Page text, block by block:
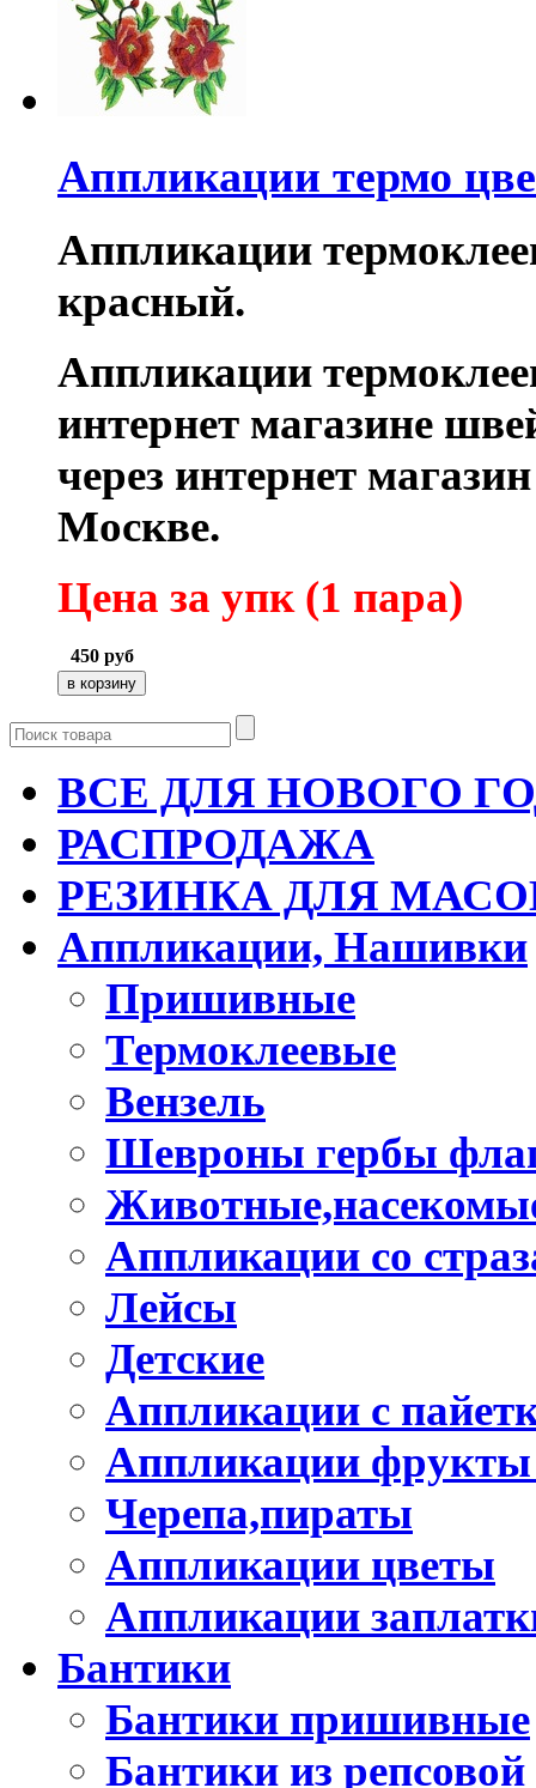
Аппликации термо
Аппликации
красный.
Аппликации
интернет магазине
через интернет
Москве.
Цена за упк (1 пара)
450 руб
ВСЕ ДЛЯ НОВОГО
РАСПРОДАЖА
РЕЗИНКА ДЛЯ
Аппликации, Нашивки
Пришивные
Термоклеевые
Вензель
Шевроны гербы
Аппликации со
Лейсы
Детские
Аппликации с
Аппликации
Черепа,пираты
Аппликации цветы
Аппликации
Бантики
Бантики пришивные
Бантики из